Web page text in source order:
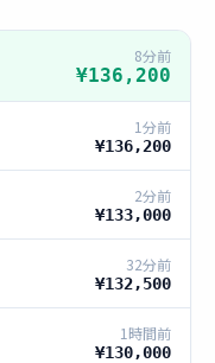
8分前
¥136,200
1分前
¥136,200
2分前
¥133,000
32分前
¥132,500
1時間前
¥130,000